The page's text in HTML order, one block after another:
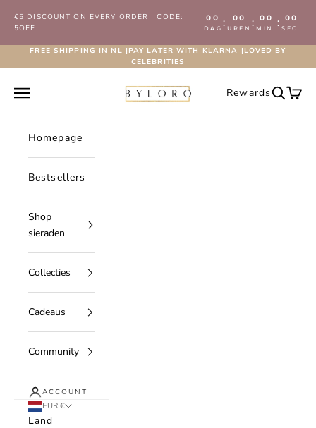
€5 DISCOUNT ON EVERY ORDER | CODE:
5OFF
00
DAG : 00
UREN : 00
MIN. : 00
SEC.
FREE SHIPPING IN NL |PAY LATER WITH KLARNA |LOVED BY
CELEBRITIES
Byloro.com
Navigatiemenu openen RewardsZoeken
Homepage
Bestsellers
Shop
sieraden
Collecties
Cadeaus
Community
ACCOUNT
EUR €
Land